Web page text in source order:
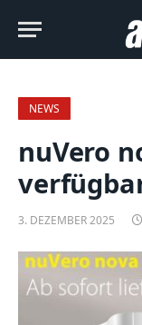
NEWS
nuVero
3. DEZEMBER 2025